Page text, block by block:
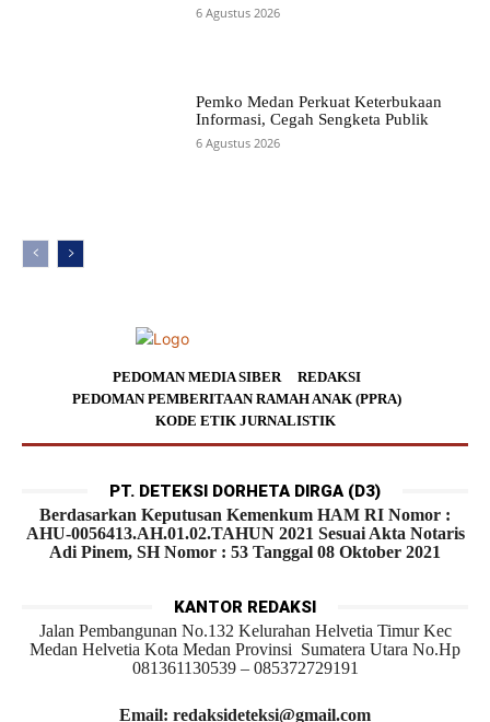
6 Agustus 2026
Pemko Medan Perkuat Keterbukaan
Informasi, Cegah Sengketa Publik
6 Agustus 2026
PEDOMAN MEDIA SIBER
REDAKSI
PEDOMAN PEMBERITAAN RAMAH ANAK (PPRA)
KODE ETIK JURNALISTIK
PT. DETEKSI DORHETA DIRGA (D3)
Berdasarkan Keputusan Kemenkum HAM RI Nomor :
AHU-0056413.AH.01.02.TAHUN 2021 Sesuai Akta Notaris
Adi Pinem, SH Nomor : 53 Tanggal 08 Oktober 2021
KANTOR REDAKSI
Jalan Pembangunan No.132 Kelurahan Helvetia Timur Kec
Medan Helvetia Kota Medan Provinsi Sumatera Utara No.Hp
081361130539 – 085372729191
Email: redaksideteksi@gmail.com